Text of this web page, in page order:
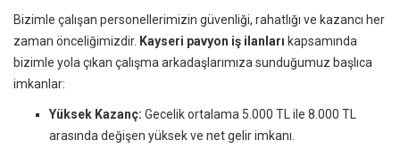
Bizimle çalışan personellerimizin güvenliği, rahatlığı ve kazancı her
zaman önceliğimizdir. Kayseri pavyon iş ilanları kapsamında
bizimle yola çıkan çalışma arkadaşlarımıza sunduğumuz başlıca
imkanlar:
Yüksek Kazanç: Gecelik ortalama 5.000 TL ile 8.000 TL
arasında değişen yüksek ve net gelir imkanı.